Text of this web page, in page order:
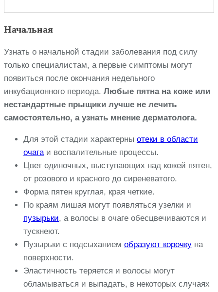
Начальная
Узнать о начальной стадии заболевания под силу
только специалистам, а первые симптомы могут
появиться после окончания недельного
инкубационного периода. Любые пятна на коже или
нестандартные прыщики лучше не лечить
самостоятельно, а узнать мнение дерматолога.
Для этой стадии характерны отеки в области
очагаи воспалительные процессы.
Цвет одиночных, выступающих над кожей пятен,
от розового и красного до сиреневатого.
Форма пятен круглая, края четкие.
По краям лишая могут появляться узелки и
пузырьки, а волосы в очаге обесцвечиваются и
тускнеют.
Пузырьки с подсыханием образуют корочку на
поверхности.
Эластичность теряется и волосы могут
обламываться и выпадать, в некоторых случаях